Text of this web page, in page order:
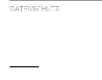
DATENSCHUTZ